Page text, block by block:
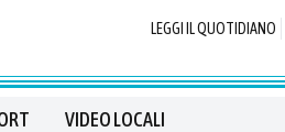
LEGGI IL QUOTIDIANO
VIDEO LOCALI